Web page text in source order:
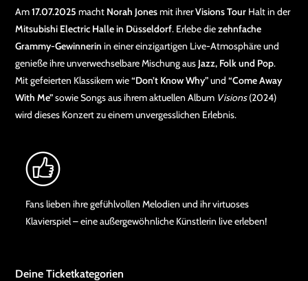
Am17.07.2025 macht Norah Jonesmit ihrerVisions Tour Halt in der
Mitsubishi Electric Halle in Düsseldorf. Erlebe diezehnfache
Grammy-Gewinnerin in einer einzigartigen Live-Atmosphäre und
genieße ihre unverwechselbare Mischung aus Jazz, Folk und Pop.
Mit gefeierten Klassikern wie“Don’t Know Why”und “Come Away
With Me”sowie Songs aus ihrem aktuellen Album Visions(2024)
wird dieses Konzert zu einem unvergesslichen Erlebnis.
Fans lieben ihre gefühlvollen Melodien und ihr virtuoses
Klavierspiel – eine außergewöhnliche Künstlerin live erleben!
Deine Ticketkategorien